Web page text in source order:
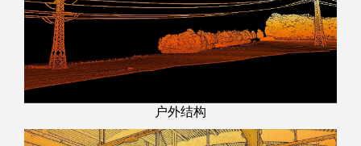
户外结构